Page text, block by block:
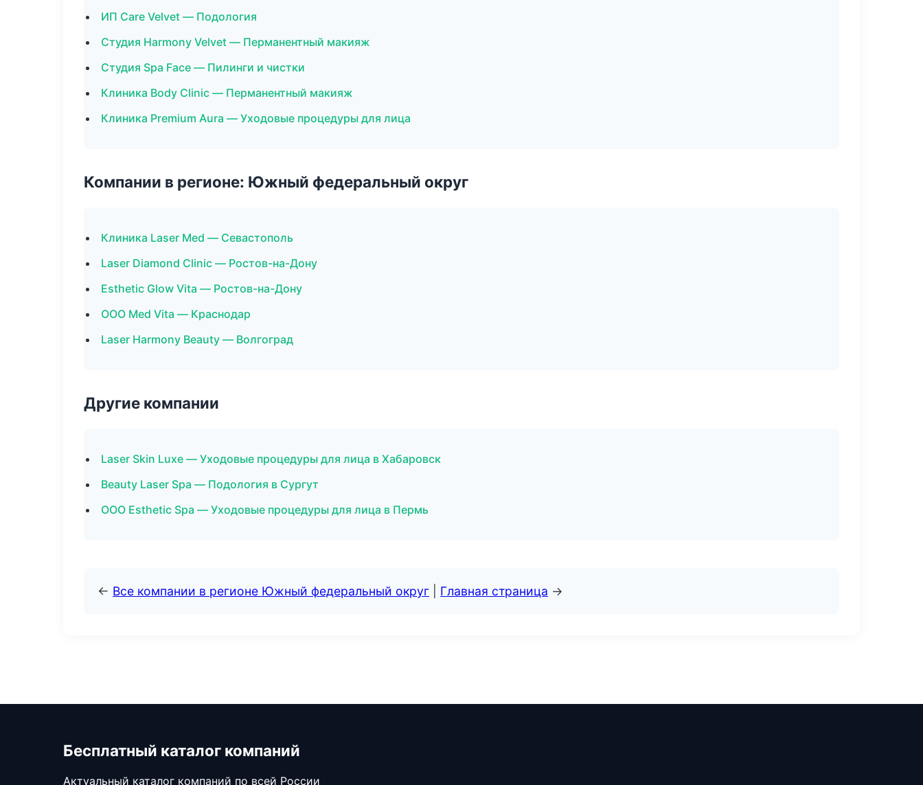
ИП Care Velvet — Подология
Студия Harmony Velvet — Перманентный макияж
Студия Spa Face — Пилинги и чистки
Клиника Body Clinic — Перманентный макияж
Клиника Premium Aura — Уходовые процедуры для лица
Компании в регионе: Южный федеральный округ
Клиника Laser Med — Севастополь
Laser Diamond Clinic — Ростов-на-Дону
Esthetic Glow Vita — Ростов-на-Дону
ООО Med Vita — Краснодар
Laser Harmony Beauty — Волгоград
Другие компании
Laser Skin Luxe — Уходовые процедуры для лица в Хабаровск
Beauty Laser Spa — Подология в Сургут
ООО Esthetic Spa — Уходовые процедуры для лица в Пермь
← Все компании в регионе Южный федеральный округ Главная страница →
Бесплатный каталог компаний
Актуальный каталог компаний по всей России